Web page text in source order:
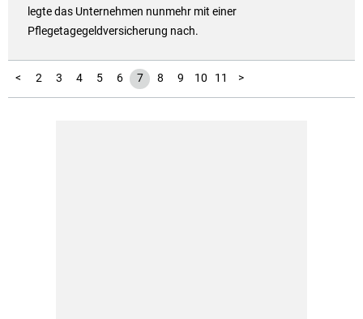
legte das Unternehmen nunmehr mit einer
Pflegetagegeldversicherung nach.
<
1 2 3 4 5 6 7 8 9 10 11
12 >